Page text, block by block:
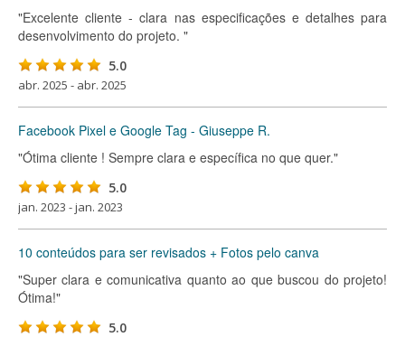
"Excelente cliente - clara nas especificações e detalhes para
desenvolvimento do projeto. "
5.0
abr. 2025 - abr. 2025
Facebook Pixel e Google Tag - Giuseppe R.
"Ótima cliente ! Sempre clara e específica no que quer."
5.0
jan. 2023 - jan. 2023
10 conteúdos para ser revisados + Fotos pelo canva
"Super clara e comunicativa quanto ao que buscou do projeto!
Ótima!"
5.0